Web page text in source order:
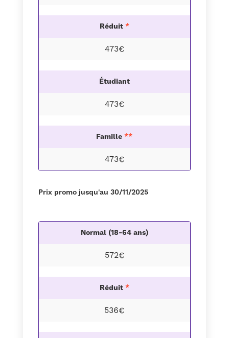
Réduit *
473€
Étudiant
473€
Famille**
473€
Prix promo jusqu'au 30/11/2025
Normal (18-64 ans)
572€
Réduit *
536€